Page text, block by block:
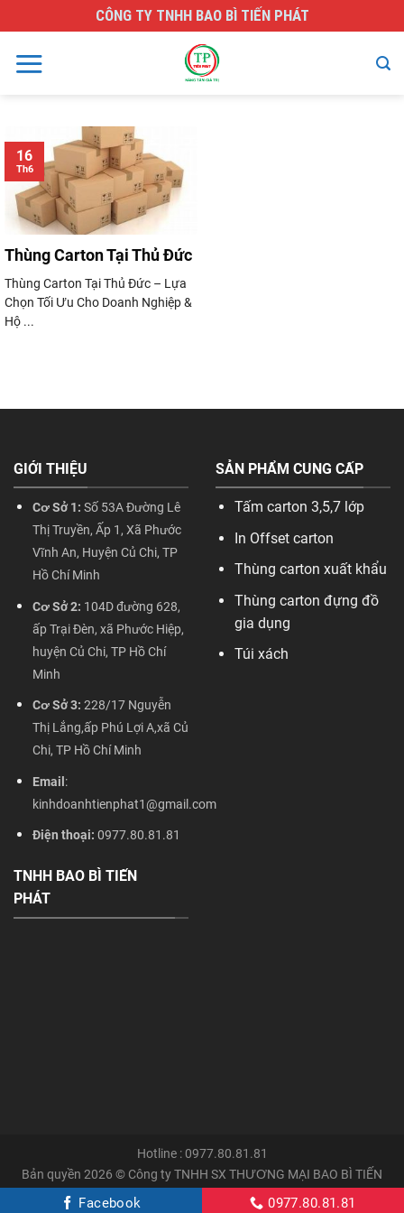
to
content
CÔNG TY TNHH BAO BÌ TIẾN PHÁT
Thùng Carton Tại Thủ Đức
Thùng Carton Tại Thủ Đức – Lựa
Chọn Tối Ưu Cho Doanh Nghiệp &
Hộ ...
16
Th6
GIỚI THIỆU
Cơ Sở 1: Số 53A Đường Lê
Thị Truyền, Ấp 1, Xã Phước
Vĩnh An, Huyện Củ Chi, TP
Hồ Chí Minh
Cơ Sở 2: 104D đường 628,
ấp Trại Đèn, xã Phước Hiệp,
huyện Củ Chi, TP Hồ Chí
Minh
Cơ Sở 3: 228/17 Nguyễn
Thị Lắng,ấp Phú Lợi A,xã Củ
Chi, TP Hồ Chí Minh
Email :
kinhdoanhtienphat1@gmail.com
Điện thoại: 0977.80.81.81
SẢN PHẨM CUNG CẤP
Tấm carton 3,5,7 lớp
In Offset carton
Thùng carton xuất khẩu
Thùng carton đựng đồ
gia dụng
Túi xách
TNHH BAO BÌ TIẾN
PHÁT
Hotline : 0977.80.81.81
Bản quyền 2026 © Công ty TNHH SX THƯƠNG MẠI BAO BÌ TIẾN
PHÁT
CartonTienphat.com
Facebook 0977.80.81.81